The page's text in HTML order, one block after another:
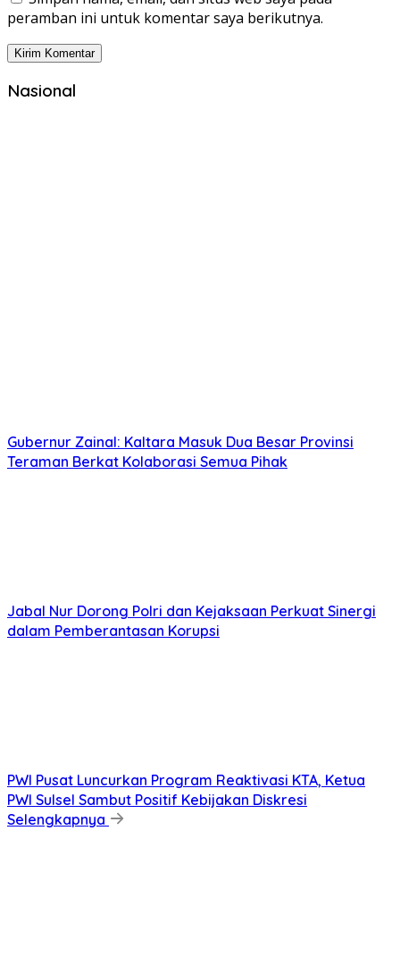
peramban ini untuk komentar saya berikutnya.
Nasional
Gubernur Zainal: Kaltara Masuk Dua Besar Provinsi
Teraman Berkat Kolaborasi Semua Pihak
Jabal Nur Dorong Polri dan Kejaksaan Perkuat Sinergi
dalam Pemberantasan Korupsi
PWI Pusat Luncurkan Program Reaktivasi KTA, Ketua
PWI Sulsel Sambut Positif Kebijakan Diskresi
Selengkapnya